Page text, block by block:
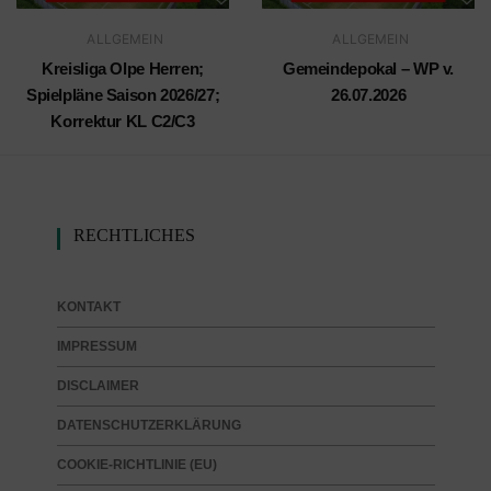
ALLGEMEIN
Kreisliga Olpe Herren;
Spielpläne Saison 2026/27;
Korrektur KL C2/C3
ALLGEMEIN
Gemeindepokal – WP v.
26.07.2026
RECHTLICHES
KONTAKT
IMPRESSUM
DISCLAIMER
DATENSCHUTZERKLÄRUNG
COOKIE-RICHTLINIE (EU)